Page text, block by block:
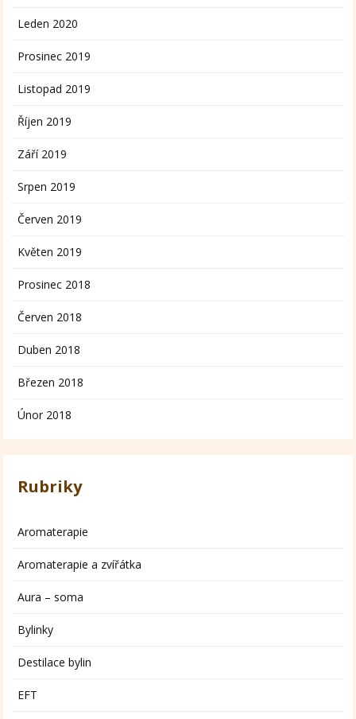
Leden 2020
Prosinec 2019
Listopad 2019
Říjen 2019
Září 2019
Srpen 2019
Červen 2019
Květen 2019
Prosinec 2018
Červen 2018
Duben 2018
Březen 2018
Únor 2018
Rubriky
Aromaterapie
Aromaterapie a zvířátka
Aura – soma
Bylinky
Destilace bylin
EFT